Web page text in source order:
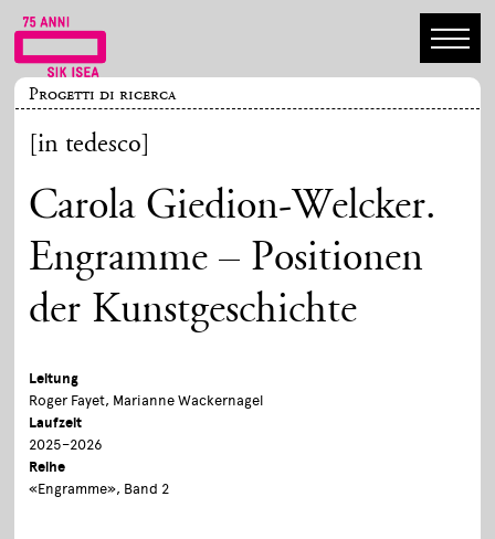
Progetti di ricerca
[in tedesco]
Carola Giedion-Welcker.
Engramme – Positionen
der Kunstgeschichte
Leitung
Roger Fayet, Marianne Wackernagel
Laufzeit
2025–2026
Reihe
«Engramme», Band 2